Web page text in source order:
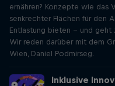
ernähren? Konzepte wie das
senkrechter Flächen für den
Entlastung bieten – und geht
Wir reden darüber mit dem
Wien, Daniel Podmirseg.
Inklusive